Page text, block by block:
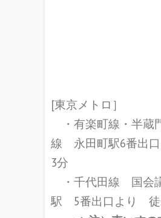
[東京メトロ］
・有楽町線・半蔵
線 永田町駅6番出
3分
・千代田線 国会
駅 5番出口より 徒